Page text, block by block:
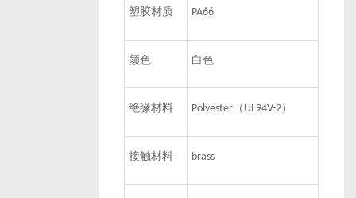
塑胶材质 PA66
颜色 白色
绝缘材料 Polyester（ UL94V-2）
接触材料 brass